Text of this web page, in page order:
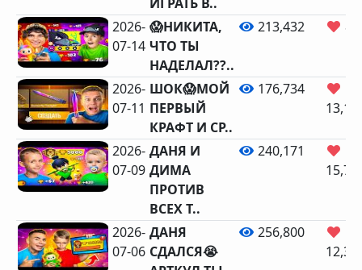
2026-
07-14
😱НИКИТА,
ЧТО ТЫ
НАДЕЛАЛ??..
213,432
2026-
07-11
ШОК😱МОЙ
ПЕРВЫЙ
КРАФТ И СР..
176,734
2026-
07-09
ДАНЯ И
ДИМА
ПРОТИВ
ВСЕХ Т..
240,171
2026-
07-06
ДАНЯ
СДАЛСЯ😭
256,800